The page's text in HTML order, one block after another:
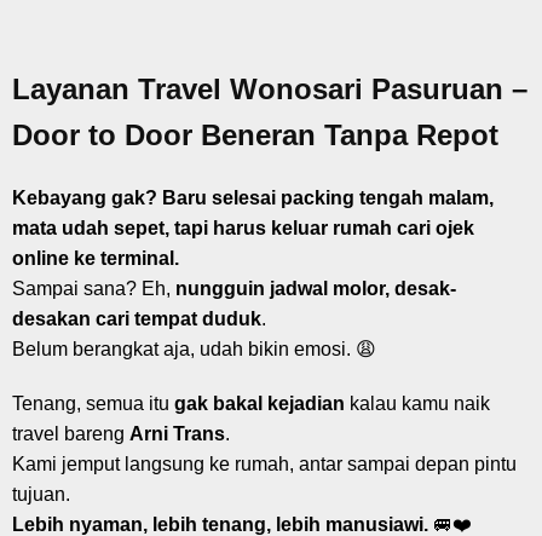
Layanan Travel Wonosari Pasuruan –
Door to Door Beneran Tanpa Repot
Kebayang gak? Baru selesai packing tengah malam,
mata udah sepet, tapi harus keluar rumah cari ojek
online ke terminal.
Sampai sana? Eh, nungguin jadwal molor, desak-
desakan cari tempat duduk.
Belum berangkat aja, udah bikin emosi. 😩
Tenang, semua itu gak bakal kejadian kalau kamu naik
travel bareng Arni Trans.
Kami jemput langsung ke rumah, antar sampai depan pintu
tujuan.
Lebih nyaman, lebih tenang, lebih manusiawi. 🚐❤️